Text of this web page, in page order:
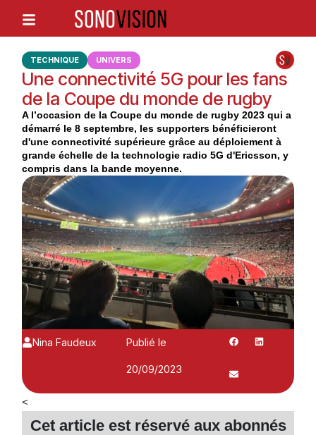
TECHNIQUE UNIVERS
Une connectivité 5G pour les fans
de la Coupe du monde de rugby
A l’occasion de la Coupe du monde de rugby 2023 qui a
démarré le 8 septembre, les supporters bénéficieront
d'une connectivité supérieure grâce au déploiement à
grande échelle de la technologie radio 5G d'Ericsson, y
compris dans la bande moyenne.
Nina Faudeux
Publié le
20/09/2023
<
Cet article est réservé aux abonnés